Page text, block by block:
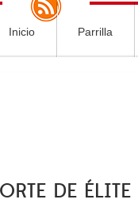
Inicio Parrilla
DE ÉLITE